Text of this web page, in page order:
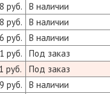
руб. В наличии
руб. В наличии
руб. В наличии
руб. Под заказ
руб. Под заказ
руб. В наличии